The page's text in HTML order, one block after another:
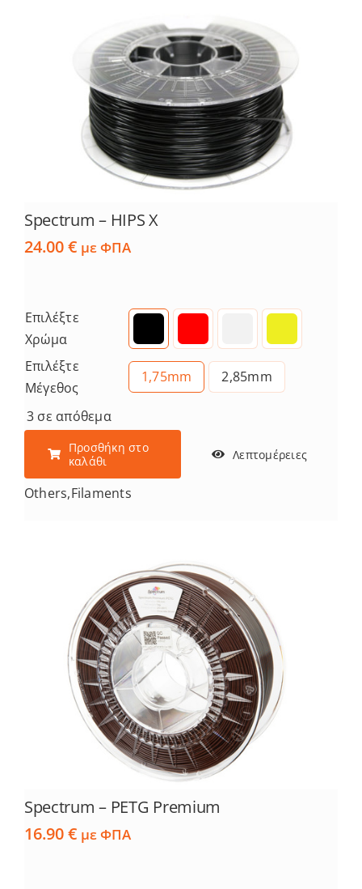
Spectrum – HIPS X
24.00€ με ΦΠΑ
Επιλέξτε
Χρώμα
Επιλέξτε
Μέγεθος
1,75mm 2,85mm
3 σε απόθεμα
Προσθήκη στο
καλάθι
Λεπτομέρειες
Others,Filaments
Spectrum – PETG Premium
16.90€ με ΦΠΑ